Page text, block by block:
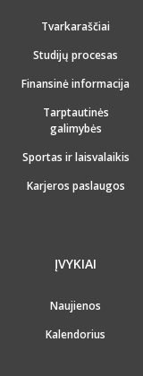
Tvarkaraščiai
Studijų procesas
Finansinė informacija
Tarptautinės
galimybės
Sportas ir laisvalaikis
Karjeros paslaugos
ĮVYKIAI
Naujienos
Kalendorius